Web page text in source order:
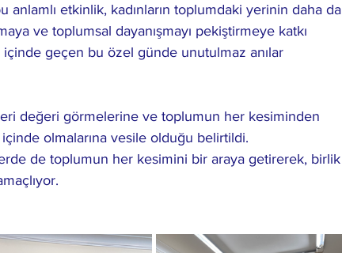
etkinlik, kadınların toplumdaki yerinin daha da
ve toplumsal dayanışmayı pekiştirmeye katkı
içinde geçen bu özel günde unutulmaz anılar
değeri görmelerine ve toplumun her kesiminden
olmalarına vesile olduğu belirtildi.
de toplumun her kesimini bir araya getirerek, birlik